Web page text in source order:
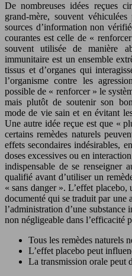
De nombreuses idées reçues
grand-mère, souvent
sources d’information non
courantes est celle de «
souvent utilisée de manière
immunitaire est un ensemble
tissus et d’organes qui
l’organisme contre les
possible de « renforcer » le
mais plutôt de soutenir son
mode de vie sain et en évitant
Une autre idée reçue est que «
certains remèdes naturels
effets secondaires indésirables,
doses excessives ou en
indispensable de se renseigner
qualifié avant d’utiliser un
« sans danger ». L’effet
documenté qui se traduit par une
l’administration d’une
non négligeable dans l’efficacité
Tous les remèdes naturels
L’effet placebo peut
La transmission orale peut